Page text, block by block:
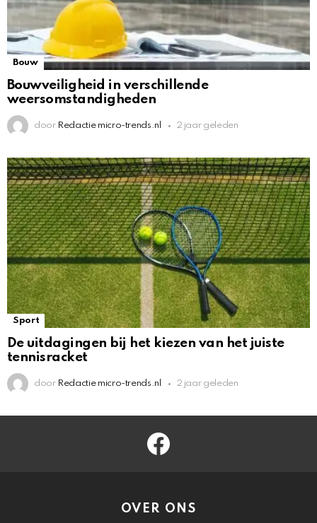
Bouw
Bouwveiligheid in verschillende
weersomstandigheden
door Redactie micro-trends.nl 2 jaar geleden
Sport
De uitdagingen bij het kiezen van het juiste
tennisracket
door Redactie micro-trends.nl 2 jaar geleden
facebook
OVER ONS